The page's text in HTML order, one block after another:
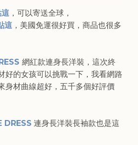
，可以寄送全球，
這 ，美國免運很好買，商品也很多
網紅款連身長洋裝，這次終
好的女孩可以挑戰一下，我看網路
身材曲線超好，五千多個好評價
DRESS 連身長洋裝長袖款也是這